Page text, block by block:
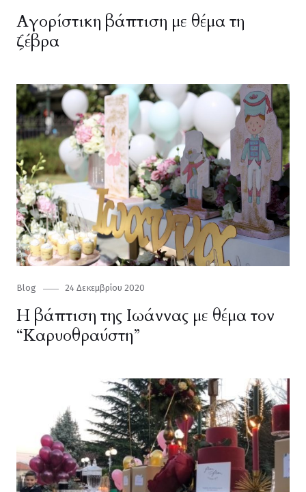
Αγορίστικη βάπτιση με θέμα τη
ζέβρα
Category
Blog
Posted
24 Δεκεμβρίου 2020
Η βάπτιση της Ιωάννας με θέμα τον
“Καρυοθραύστη”